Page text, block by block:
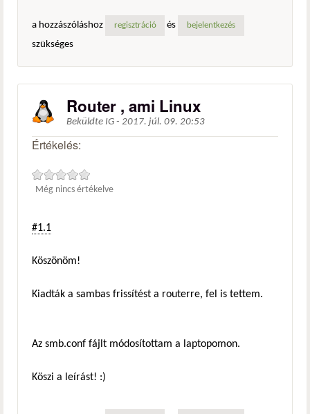
a hozzászóláshoz
regisztráció és bejelentkezés
szükséges
Router , ami Linux
Beküldte IG - 2017. júl. 09. 20:53
Értékelés:
Még nincs értékelve
#1.1
Köszönöm!
Kiadták a sambas frissítést a routerre, fel is tettem.
Az smb.conf fájlt módosítottam a laptopomon.
Köszi a leírást! :)